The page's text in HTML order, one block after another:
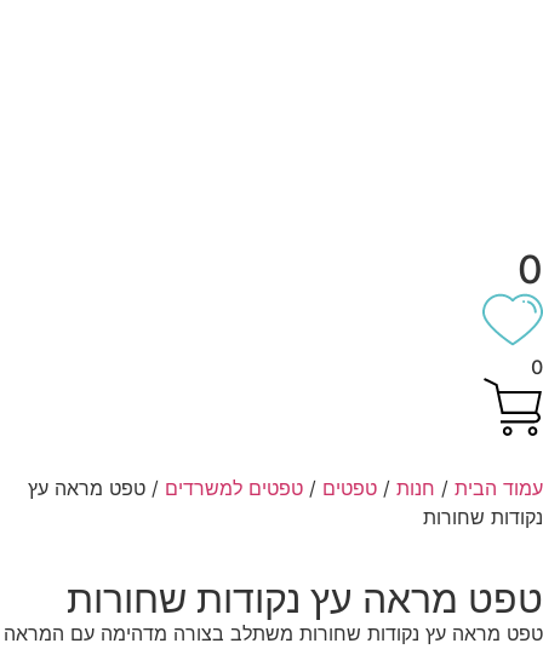
הבית/חנות/טפטים/טפטים למשרדים/ טפט מראה עץ
שחורות
מראה עץ נקודות שחורות
מראה עץ נקודות שחורות משתלב בצורה מדהימה עם המראה